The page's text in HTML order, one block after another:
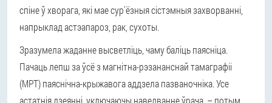
спіне ў хворага, які мае сур'ёзныя сістэмныя захворванні,
напрыклад астэапароз, рак, сухоты.
Зразумела жаданне высветліць, чаму баліць паясніца.
Пачаць лепш за ўсё з магнітна-рэзананснай тамаграфіі
(МРТ) паяснічна-крыжавога аддзела пазваночніка. Усе
астатнія дзеянні, уключаючы наведванне ўрача, – потым.